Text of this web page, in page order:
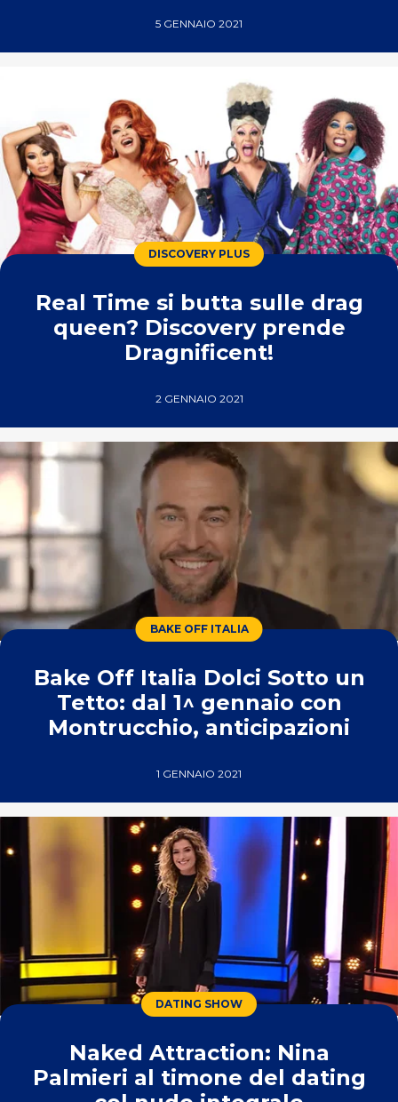
5 GENNAIO 2021
DISCOVERY PLUS
Real Time si butta sulle drag
queen? Discovery prende
Dragnificent!
2 GENNAIO 2021
BAKE OFF ITALIA
Bake Off Italia Dolci Sotto un
Tetto: dal 1^ gennaio con
Montrucchio, anticipazioni
1 GENNAIO 2021
DATING SHOW
Naked Attraction: Nina
Palmieri al timone del dating